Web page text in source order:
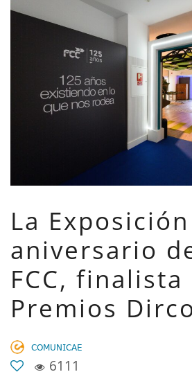
La
aniversario
FCC, finalista
Premios
𝖢𝖮𝖬𝖴𝖭𝖨𝖢𝖠𝖤
6111